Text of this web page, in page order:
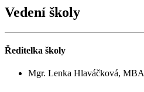
Vedení školy
Ředitelka školy
Mgr. Lenka Hlaváčková, MBA